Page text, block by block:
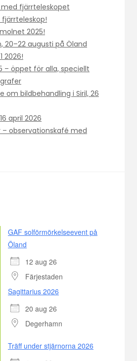
fjärrteleskopet
fjärrteleskop!
2025!
20–22 augusti på Öland
2026!
– öppet för alla, speciellt
om bildbehandling i Siril, 26
april 2026
– observationskafé med
GAF solförmörkelseevent på
Öland
12 aug 26
Färjestaden
Sagittarius 2026
20 aug 26
Degerhamn
Träff under stjärnorna 2026